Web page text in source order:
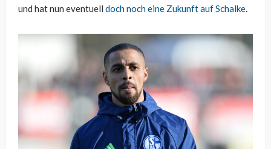
und hat nun eventuell doch noch eine Zukunft auf Schalke.